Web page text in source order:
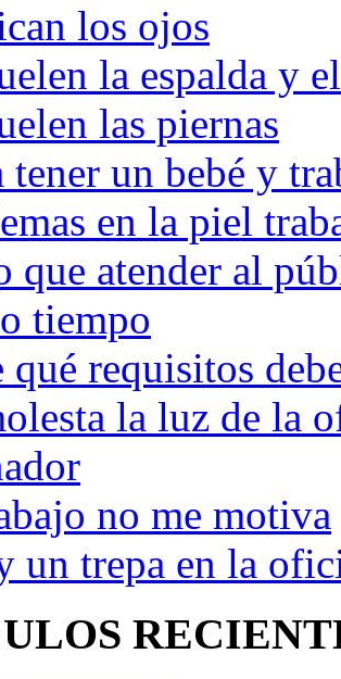
los ojos
la espalda y
las piernas
tener un bebé y
en la piel
que atender al
tiempo
qué requisitos
la luz de la
no me motiva
un trepa en la